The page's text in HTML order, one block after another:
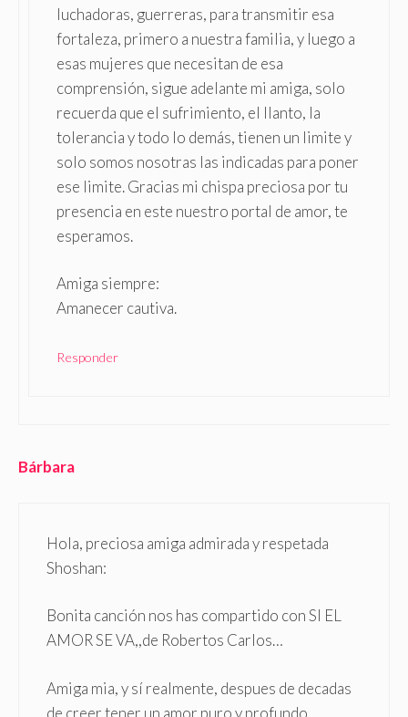
luchadoras, guerreras, para transmitir esa
fortaleza, primero a nuestra familia, y luego a
esas mujeres que necesitan de esa
comprensión, sigue adelante mi amiga, solo
recuerda que el sufrimiento, el llanto, la
tolerancia y todo lo demás, tienen un limite y
solo somos nosotras las indicadas para poner
ese limite. Gracias mi chispa preciosa por tu
presencia en este nuestro portal de amor, te
esperamos.
Amiga siempre:
Amanecer cautiva.
Responder
Bárbara
Hola, preciosa amiga admirada y respetada
Shoshan:
Bonita canción nos has compartido con SI EL
AMOR SE VA,,de Robertos Carlos…
Amiga mia, y sí realmente, despues de decadas
de creer tener un amor puro y profundo,